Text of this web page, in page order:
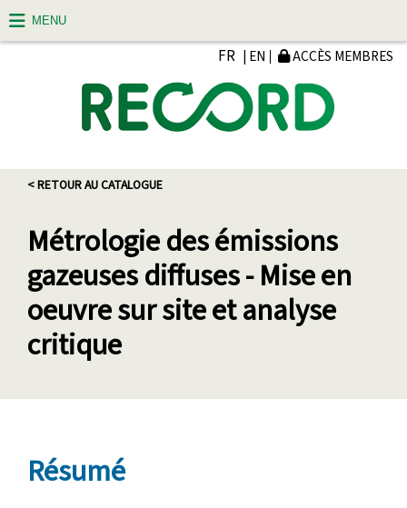
FR | EN ACCÈS MEMBRES
< RETOUR AU CATALOGUE
Métrologie des émissions
gazeuses diffuses - Mise en
oeuvre sur site et analyse
critique
Résumé
MENU